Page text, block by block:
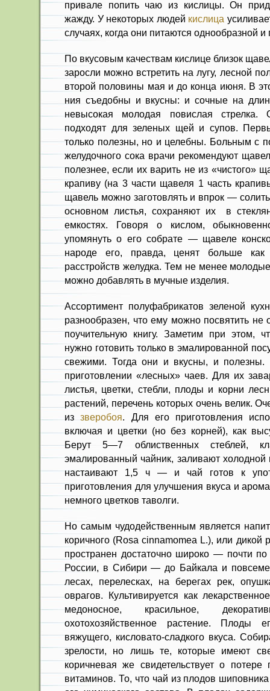
при­вале попить чаю из кислицы. Он
жажду. У некоторых людей кислица
случаях, когда они питаются однообразной
По вкусовым качествам кислице близок
заросли можно встретить на лугу, лесной
второй полови­ны мая и до конца июня. В
ния съедобны и вкусны: и сочные на
невысокая молодая повислая
подходят для зеленых щей и супов.
только полезны, но и це­лебны. Больным с
желудоч­ного сока врачи рекомендуют
полезнее, если их варить не из «чистого»
крапиву (на 3 части щавеля 1 часть
щавель можно заготов­лять и впрок —
основ­ном листья, сохраняют их в
емкостях. Говоря о кислом,
упомянуть о его собрате — щавеле
народе его, правда, ценят больше как
расстройств желудка. Тем не менее
можно добав­лять в мучные изделия.
Ассортимент полуфабрикатов зеленой
разнообразен, что ему можно посвятить не
поучительную книгу. Заметим при этом,
нужно готовить только в эмалированной
свежими. Тогда они и вкусны, и
приготовлении «лесных» чаев. Для их
листья, цветки, стебли, плоды и корни
растений, перечень которых очень велик.
иззверобоя. Для его приготов­ления
включая и цветки (но без корней), как
Берут 5—7 облиственных стеблей,
эмалированный чайник, заливают
настаивают 1,5 ч — и чай го­тов к
приготовления для улучшения вкуса и
нем­ного цветков таволги.
Но самым чудодейственным явля­ется
коричного (Rosa cinnamomea L.), или дикой
пространен достаточно широко — почти по
России, в Сибири — до Байкала и
лесах, перелесках, на берегах рек,
оврагов. Культиви­руется как
медоносное, красильное,
охотохозяйственное растение. Плоды
вяжущего, кисловато-сладкого вкуса.
зрелости, но лишь те, которые имеют
коричневая же свидетельствует о
витаминов. То, что чай из плодов